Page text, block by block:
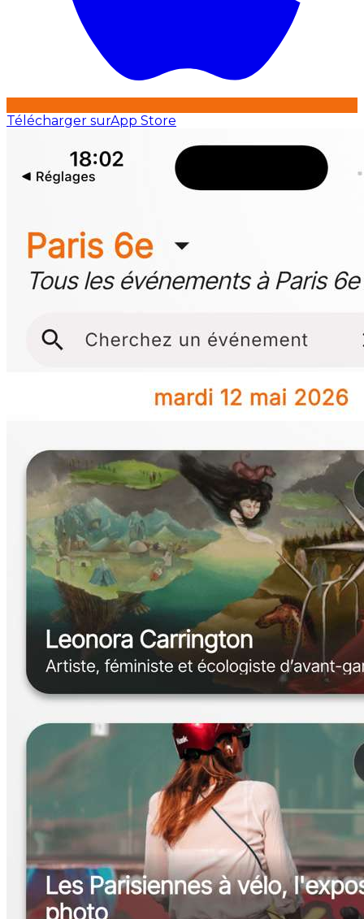
Télécharger surApp Store